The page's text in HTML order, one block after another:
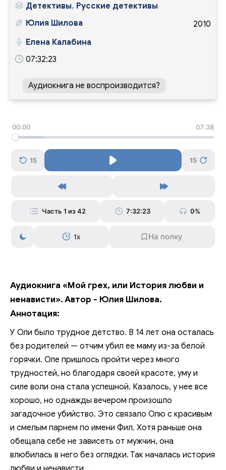
Детективы, Русские детективы
2010
Юлия Шилова
Елена Калабина
07:32:23
Аудиокнига не воспроизводится?
00:00 07:38
15 15
Часть 1 из 42 7:32:23 0%
1x
Аудиокнига «Мой грех, или История любви и
ненависти». Автор - Юлия Шилова.
Аннотация:
У Оли было трудное детство. В 14 лет она осталась
без родителей — отчим убил ее маму из-за белой
горячки. Оле пришлось пройти через много
трудностей, но благодаря своей красоте, уму и
силе воли она стала успешной. Казалось, у нее все
хорошо, но однажды вечером произошло
загадочное убийство. Это связало Олю с красивым
и смелым парнем по имени Фил. Хотя раньше она
обещала себе не зависеть от мужчин, она
влюбилась в него без оглядки. Так началась история